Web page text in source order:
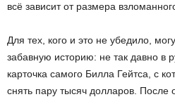
всё зависит от размера
Для тех, кого и это не убедило,
забавную историю: не так давно в
карточка самого Билла Гейтса, с
снять пару тысяч долларов. После